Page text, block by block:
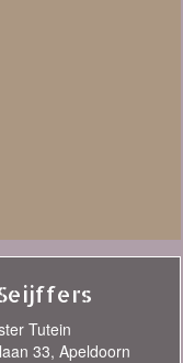
Tutein
33, Apeldoorn